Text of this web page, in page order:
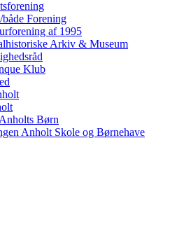
Forening
af 1995
Arkiv & Museum
Klub
Børn
Anholt Skole og Børnehave